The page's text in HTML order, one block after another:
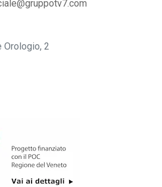
Orologio, 2